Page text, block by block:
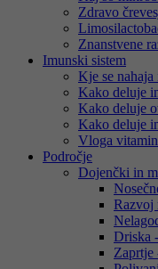
Zdravo
Znanstvene
Imunski sistem
Kje se nahaja
Kako deluje
Kako deluje
Kako deluje
Vloga
Področje
Dojenčki in
Razvoj
Driska
Zaprtje